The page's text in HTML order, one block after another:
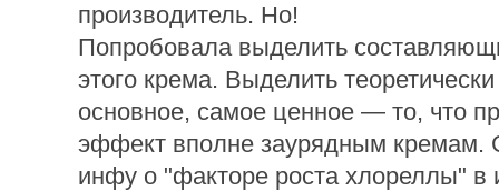
производитель. Но!
Попробовала выделить
этого крема. Выделить
основное, самое ценное — то, что
эффект вполне заурядным кремам.
инфу о "факторе роста хлореллы" в